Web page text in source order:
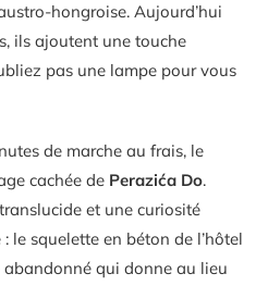
hongroise. Aujourd’hui
ils ajoutent une touche
pas une lampe pour vous
de marche au frais, le
cachée de Perazića Do.
et une curiosité
le squelette en béton de l’hôtel
qui donne au lieu